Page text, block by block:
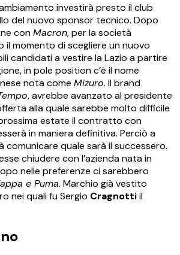
investirà presto il club
del nuovo sponsor tecnico. Dopo
conMacron, per la società
il momento di scegliere un nuovo
candidati a vestire la Lazio a partire
in pole position c’è il nome
nota come Mizuro. Il brand
, avrebbe avanzato al presidente
alla quale sarebbe molto difficile
estate il contratto con
in maniera definitiva. Perciò a
comunicare quale sarà il successero.
chiudere con l’azienda nata in
nelle preferenze ci sarebbero
e Puma. Marchio già vestito
nei quali fu Sergio Cragnottiil